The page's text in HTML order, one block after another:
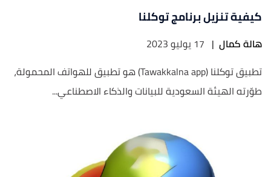
كيفية تنزيل برنامج توكلنا
هالة كمال | 17 يوليو 2023
تطبيق توكلنا (Tawakkalna app) هو تطبيق للهواتف المحمولة،
طوّرته الهيئة السعودية للبيانات والذكاء الاصطناعي...